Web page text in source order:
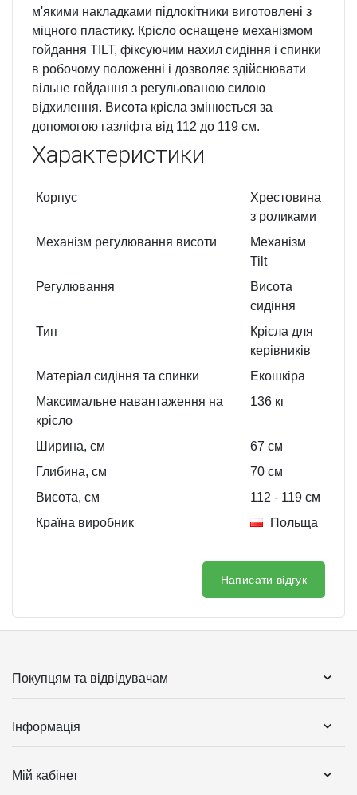
м'якими накладками підлокітники виготовлені з
міцного пластику. Крісло оснащене механізмом
гойдання TILT, фіксуючим нахил сидіння і спинки
в робочому положенні і дозволяє здійснювати
вільне гойдання з регульованою силою
відхилення. Висота крісла змінюється за
допомогою газліфта від 112 до 119 см.
Характеристики
Корпус
Хрестовина
з роликами
Механізм регулювання висоти
Механізм
Tilt
Регулювання
Висота
сидіння
Тип
Крісла для
керівників
Матеріал сидіння та спинки
Екошкіра
Максимальне навантаження на
крісло
136 кг
Ширина, см 67 см
Глибина, см
70 см
Висота, см
112 - 119 см
Країна виробник
Польща
Написати відгук
Покупцям та відвідувачам
Інформація
Мій кабінет